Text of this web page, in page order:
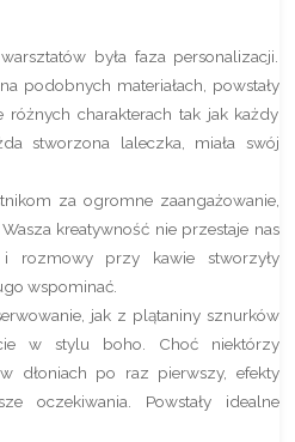
była faza personalizacji.
podobnych materiałach, powstały
różnych charakterach tak jak każdy
stworzona laleczka, miała swój
za ogromne zaangażowanie,
kreatywność nie przestaje nas
i rozmowy przy kawie stworzyły
wspominać.
jak z plątaniny sznurków
w stylu boho. Choć niektórzy
dłoniach po raz pierwszy, efekty
oczekiwania. Powstały idealne